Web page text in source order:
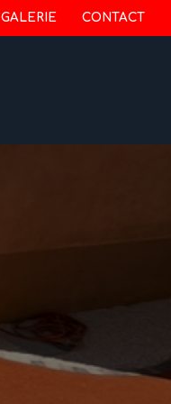
GALERIE CONTACT